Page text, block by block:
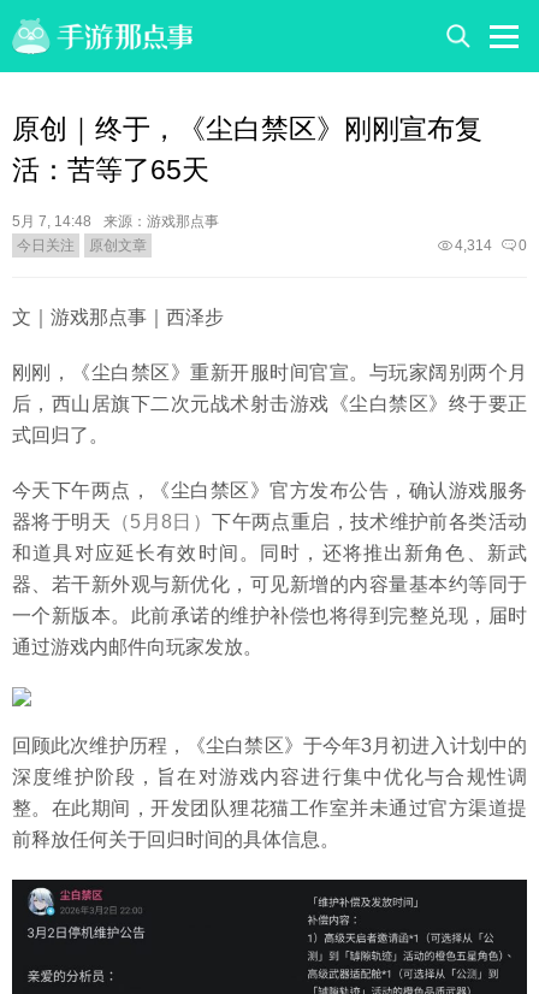
原创｜终于，《尘白禁区》刚刚宣布复
活：苦等了65天
5月 7, 14:48
来源：游戏那点事
今日关注
原创文章 0
4,314
文｜游戏那点事｜西泽步
刚刚，《尘白禁区》重新开服时间官宣。与玩家阔别两个月
后，西山居旗下二次元战术射击游戏《尘白禁区》终于要正
式回归了。
今天下午两点，《尘白禁区》官方发布公告，确认游戏服务
器将于明天 （5月8日）下午两点重启，技术维护前各类活动
和道具对应延长有效时间。同时，还将推出新角色、新武
器、若干新外观与新优化，可见新增的内容量基本约等同于
一个新版本。此前承诺的维护补偿也将得到完整兑现，届时
通过游戏内邮件向玩家发放。
回顾此次维护历程，《尘白禁区》于今年3月初进入计划中的
深度维护阶段，旨在对游戏内容进行集中优化与合规性调
整。在此期间，开发团队狸花猫工作室并未通过官方渠道提
前释放任何关于回归时间的具体信息。